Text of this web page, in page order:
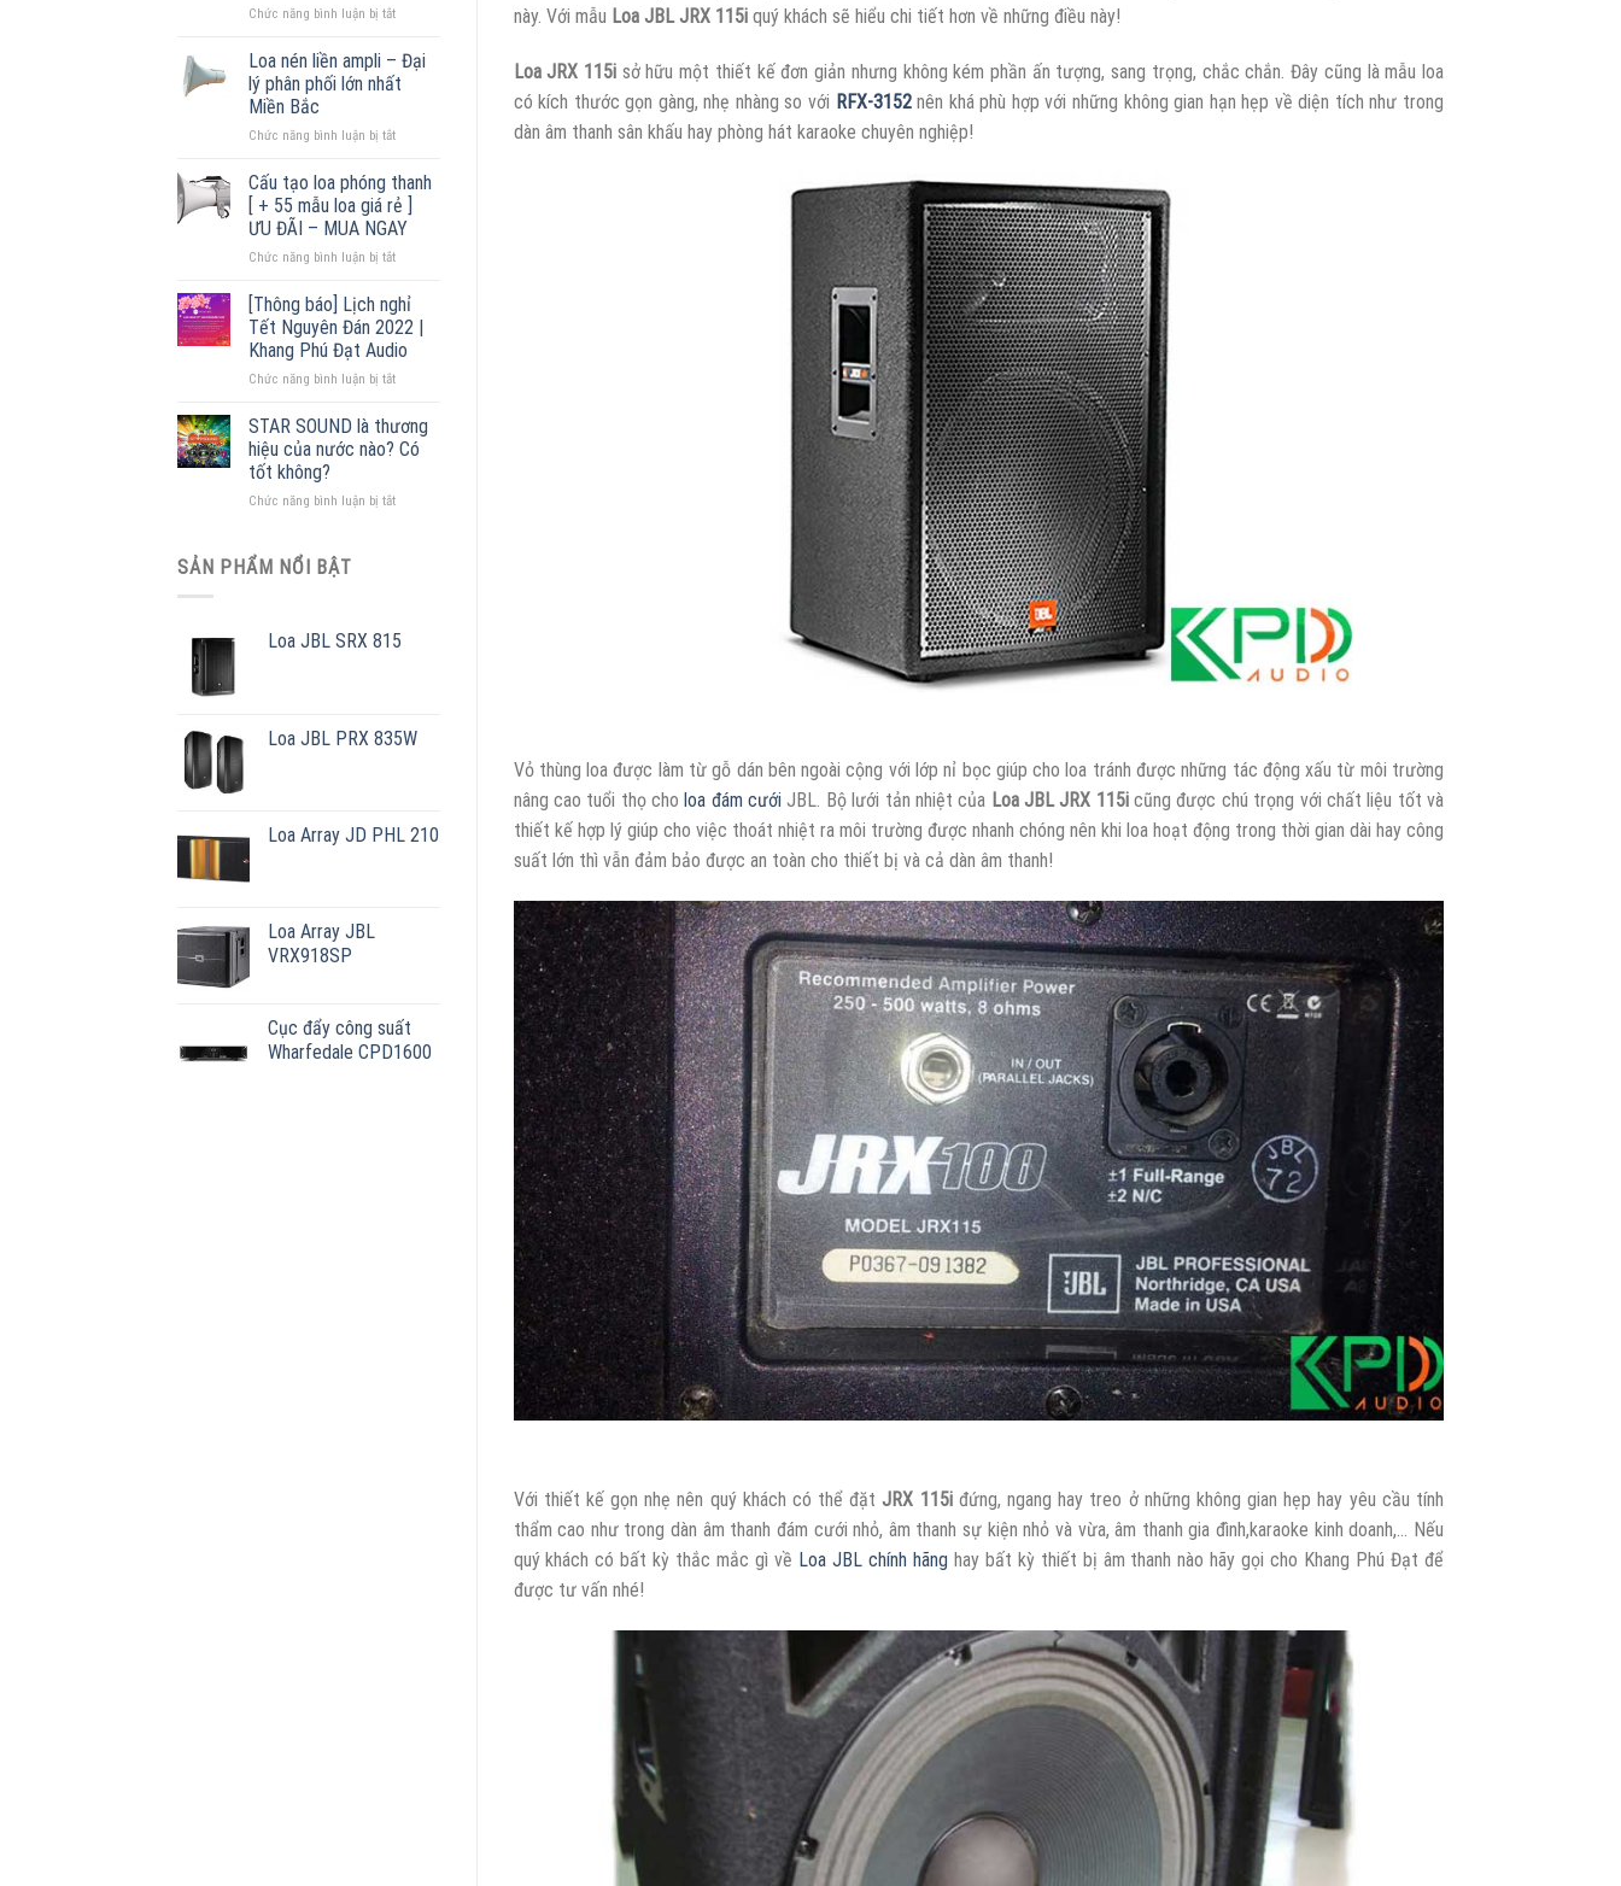
Chức năng bình luận bị tắtở
thông
báo
treo
chính
giá
tốt
2022
Loa nén liền ampli – Đại
lý phân phối lớn nhất
Miền Bắc
Chức năng bình luận bị tắtở
nén
liền
ampli
–
Đại
phân
phối
lớn
nhất
Miền
Cấu tạo loa phóng thanh
[ + 55 mẫu loa giá rẻ ]
ƯU ĐÃI – MUA NGAY
Chức năng bình luận bị tắtở
tạo
loa
phóng
thanh
[
55
mẫu
loa
rẻ
[Thông báo] Lịch nghỉ
Tết Nguyên Đán 2022 |
Khang Phú Đạt Audio
Chức năng bình luận bị tắtở
báo]
Lịch
nghỉ
Nguyên
Audio
STAR SOUND là thương
hiệu của nước nào? Có
tốt không?
Chức năng bình luận bị tắtở
nước
SẢN PHẨM NỔI BẬT
Loa JBL SRX 815
Loa JBL PRX 835W
Loa Array JD PHL 210
Loa Array JBL
VRX918SP
Cục đẩy công suất
Wharfedale CPD1600
này. Với mẫu Loa JBL JRX 115iquý khách sẽ hiểu chi tiết hơn về những điều này!
Loa JRX 115isở hữu một thiết kế đơn giản nhưng không kém phần ấn tượng, sang trọng, chắc chắn. Đây cũng là mẫu loa
có kích thước gọn gàng, nhẹ nhàng so với RFX-3152nên khá phù hợp với những không gian hạn hẹp về diện tích như trong
dàn âm thanh sân khấu hay phòng hát karaoke chuyên nghiệp!
Vỏ thùng loa được làm từ gỗ dán bên ngoài cộng với lớp nỉ bọc giúp cho loa tránh được những tác động xấu từ môi trường
nâng cao tuổi thọ cho loa đám cưới JBL. Bộ lưới tản nhiệt của Loa JBL JRX 115icũng được chú trọng với chất liệu tốt và
thiết kế hợp lý giúp cho việc thoát nhiệt ra môi trường được nhanh chóng nên khi loa hoạt động trong thời gian dài hay công
suất lớn thì vẫn đảm bảo được an toàn cho thiết bị và cả dàn âm thanh!
Với thiết kế gọn nhẹ nên quý khách có thể đặtJRX 115iđứng, ngang hay treo ở những không gian hẹp hay yêu cầu tính
thẩm cao như trong dàn âm thanh đám cưới nhỏ, âm thanh sự kiện nhỏ và vừa, âm thanh gia đình,karaoke kinh doanh,… Nếu
quý khách có bất kỳ thắc mắc gì về Loa JBL chính hãng hay bất kỳ thiết bị âm thanh nào hãy gọi cho Khang Phú Đạt để
được tư vấn nhé!